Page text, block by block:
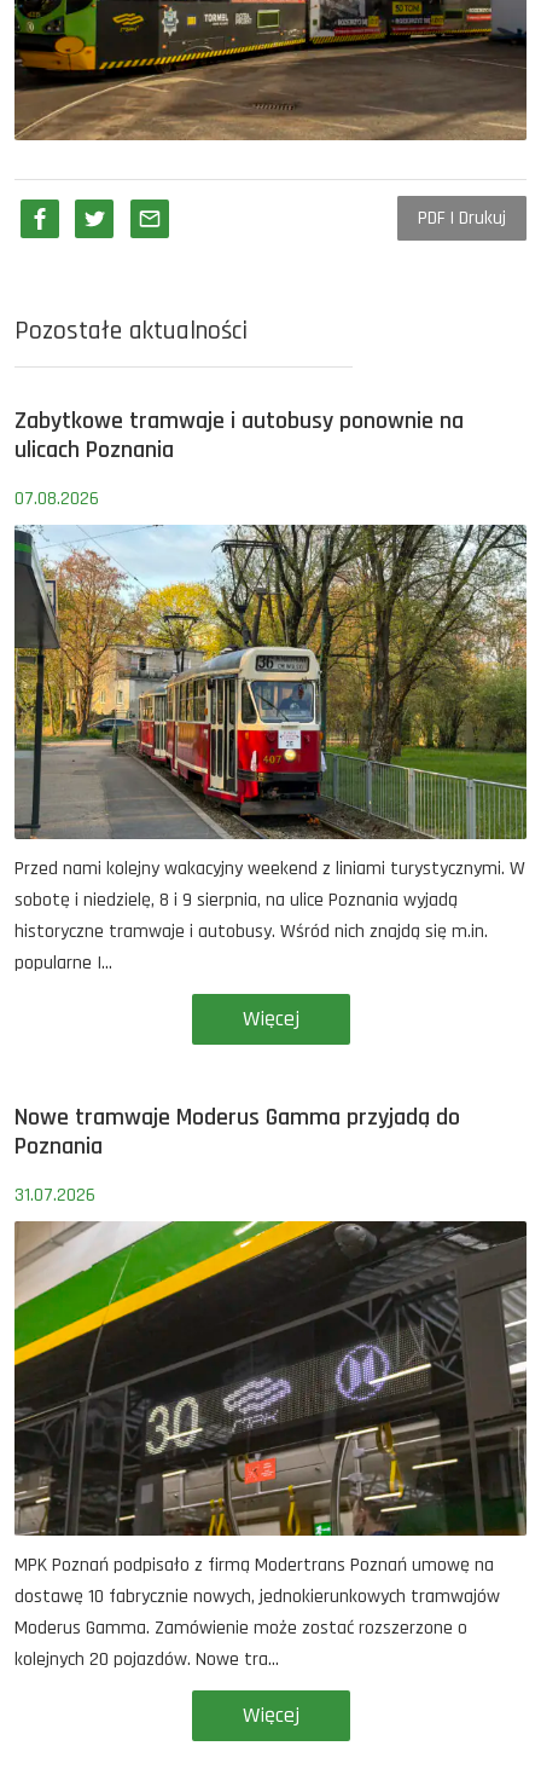
PDF | Drukuj
Pozostałe aktualności
Zabytkowe tramwaje i autobusy ponownie na
ulicach Poznania
07.08.2026
Przed nami kolejny wakacyjny weekend z liniami turystycznymi. W
sobotę i niedzielę, 8 i 9 sierpnia, na ulice Poznania wyjadą
historyczne tramwaje i autobusy. Wśród nich znajdą się m.in.
popularne I...
Więcej
Nowe tramwaje Moderus Gamma przyjadą do
Poznania
31.07.2026
MPK Poznań podpisało z firmą Modertrans Poznań umowę na
dostawę 10 fabrycznie nowych, jednokierunkowych tramwajów
Moderus Gamma. Zamówienie może zostać rozszerzone o
kolejnych 20 pojazdów. Nowe tra...
Więcej